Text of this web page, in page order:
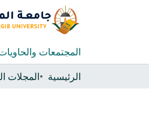
المجتمعات
الرئيسية
المجلات